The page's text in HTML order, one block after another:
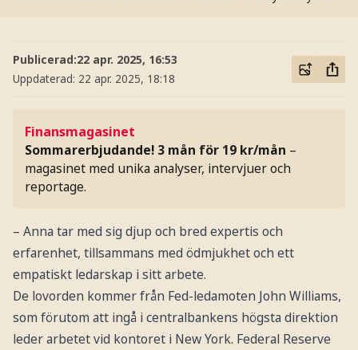
Publicerad:22 apr. 2025, 16:53
Uppdaterad: 22 apr. 2025, 18:18
Finansmagasinet
Sommarerbjudande! 3 mån för 19 kr/mån –
magasinet med unika analyser, intervjuer och
reportage.
– Anna tar med sig djup och bred expertis och
erfarenhet, tillsammans med ödmjukhet och ett
empatiskt ledarskap i sitt arbete.
De lovorden kommer från Fed-ledamoten John Williams,
som förutom att ingå i centralbankens högsta direktion
leder arbetet vid kontoret i New York. Federal Reserve